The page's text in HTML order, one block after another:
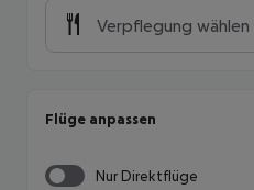
Verpflegung wählen
Flüge anpassen
Nur Direktflüge